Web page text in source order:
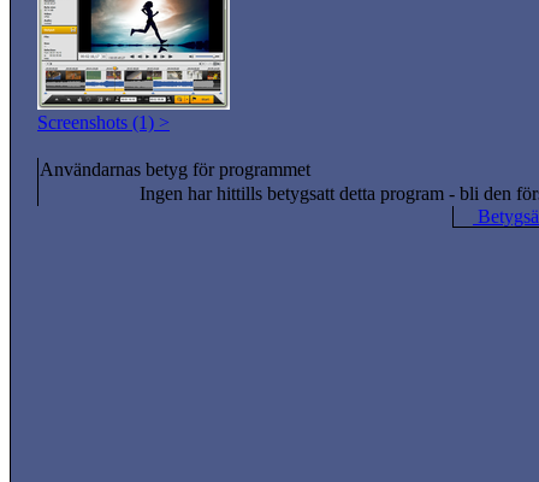
Screenshots (1) >
Användarnas betyg för programmet
Ingen har hittills betygsatt detta program - bli den